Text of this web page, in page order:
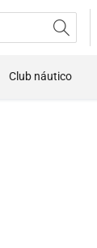
Club náutico